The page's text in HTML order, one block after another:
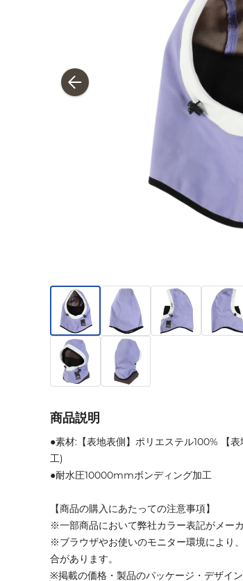
商品説明
●素材:【表地表側】ポリエステル100% 【
工)
●耐水圧10000mmボンディング加工
【商品の購入にあたっての注意事項】
※一部商品において弊社カラー表記がメー
※ブラウザやお使いのモニター環境により
合があります。
※掲載の価格・製品のパッケージ・デザイ